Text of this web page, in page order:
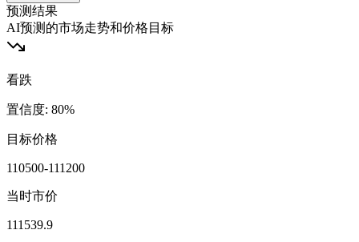
预测结果
AI预测的市场走势和价格目标
看跌
置信度: 80%
目标价格
110500-111200
当时市价
111539.9